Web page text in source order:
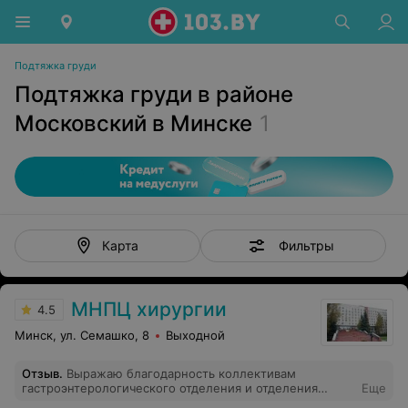
Подтяжка груди
Подтяжка груди в районе
Московский в Минске 1
Карта Фильтры
4.5 МНПЦ хирургии
Минск, ул. Семашко, 8 Выходной
Отзыв. Выражаю благодарность коллективам
гастроэнтерологического отделения и отделения
Еще